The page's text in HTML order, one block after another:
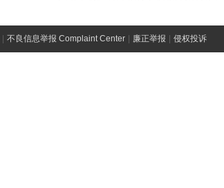
不良信息举报 Complaint Center 廉正举报 侵权投诉